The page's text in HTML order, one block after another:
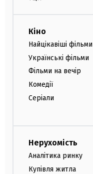
Кіно
Найцікавіші фільми
Українські фільми
Фільми на вечір
Комедії
Серіали
Нерухомість
Аналітика ринку
Купівля житла